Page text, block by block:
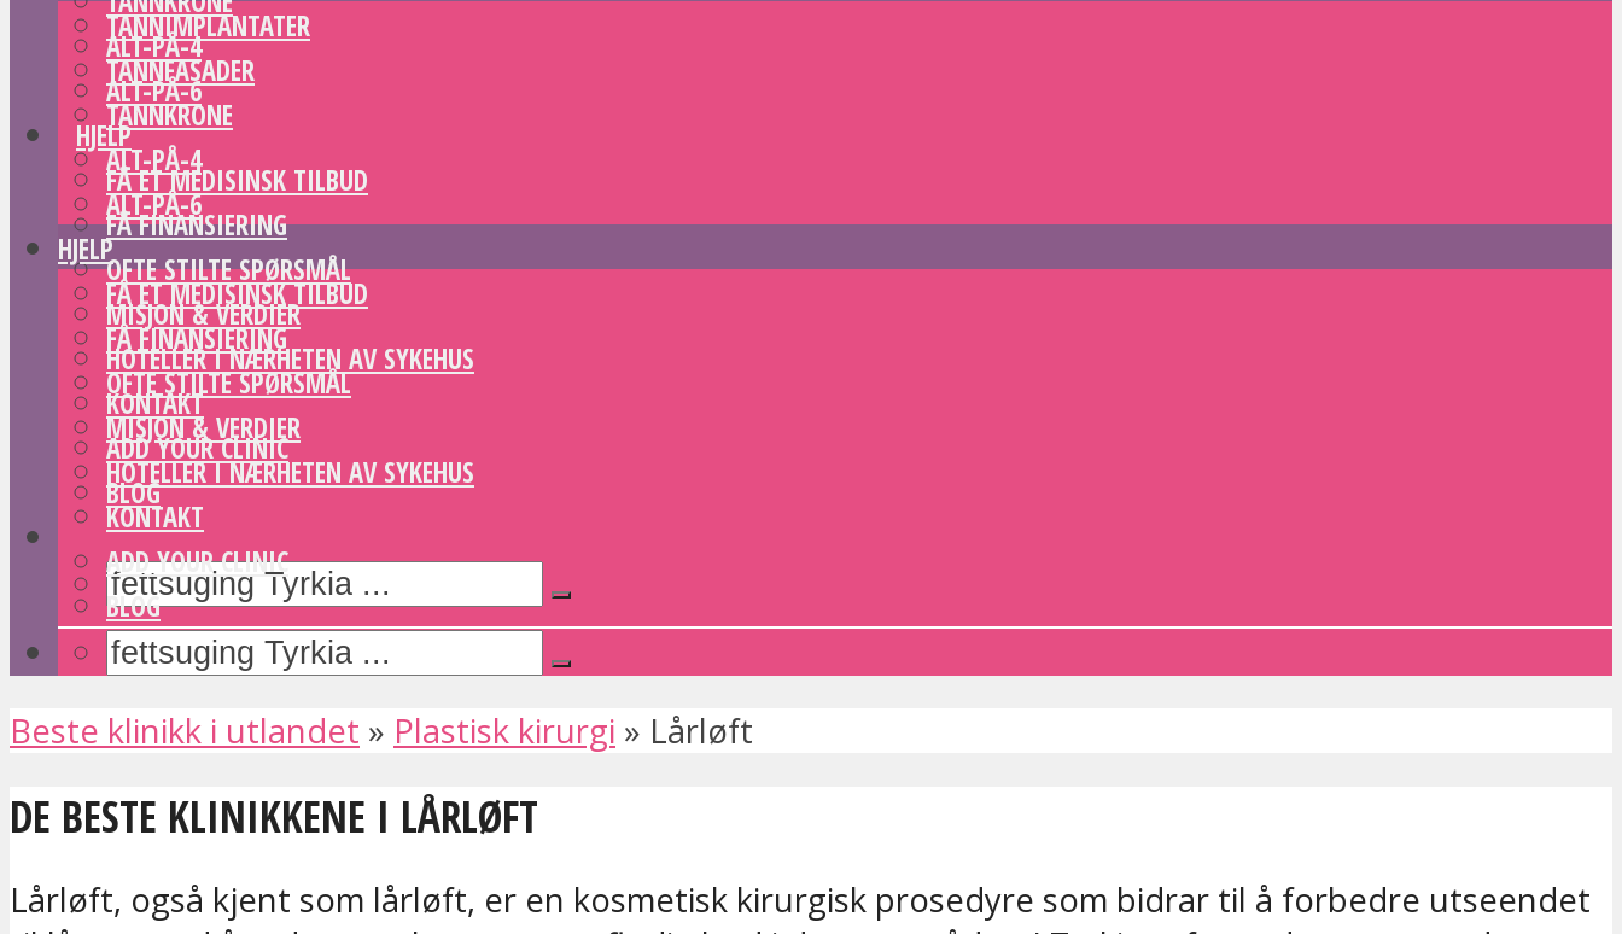
ALT-PÅ-4
ALT-PÅ-6
HJELP
FÅ ET MEDISINSK TILBUD
FÅ FINANSIERING
OFTE STILTE SPØRSMÅL
MISJON & VERDIER
HOTELLER I NÆRHETEN AV SYKEHUS
KONTAKT
ADD YOUR CLINIC
BLOG
TANNIMPLANTATER
TANNFASADER
TANNKRONE
ALT-PÅ-4
ALT-PÅ-6
HJELP
FÅ ET MEDISINSK TILBUD
FÅ FINANSIERING
OFTE STILTE SPØRSMÅL
MISJON & VERDIER
HOTELLER I NÆRHETEN AV SYKEHUS
KONTAKT
ADD YOUR CLINIC
BLOG
Beste klinikk i utlandet » Plastisk kirurgi » Lårløft
DE BESTE KLINIKKENE I LÅRLØFT
Lårløft, også kjent som lårløft, er en kosmetisk kirurgisk prosedyre som bidrar til å forbedre utseendet